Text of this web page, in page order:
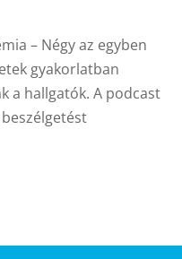
– Négy az egyben
gyakorlatban
a hallgatók. A podcast